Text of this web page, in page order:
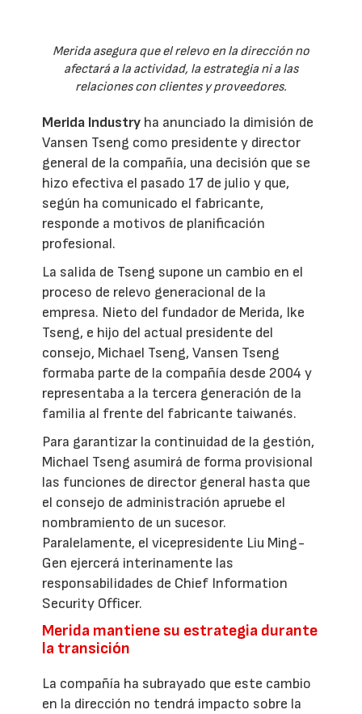
Merida asegura que el relevo en la dirección no
afectará a la actividad, la estrategia ni a las
relaciones con clientes y proveedores.
Merida Industry ha anunciado la dimisión de
Vansen Tseng como presidente y director
general de la compañía, una decisión que se
hizo efectiva el pasado 17 de julio y que,
según ha comunicado el fabricante,
responde a motivos de planificación
profesional.
La salida de Tseng supone un cambio en el
proceso de relevo generacional de la
empresa. Nieto del fundador de Merida, Ike
Tseng, e hijo del actual presidente del
consejo, Michael Tseng, Vansen Tseng
formaba parte de la compañía desde 2004 y
representaba a la tercera generación de la
familia al frente del fabricante taiwanés.
Para garantizar la continuidad de la gestión,
Michael Tseng asumirá de forma provisional
las funciones de director general hasta que
el consejo de administración apruebe el
nombramiento de un sucesor.
Paralelamente, el vicepresidente Liu Ming-
Gen ejercerá interinamente las
responsabilidades de Chief Information
Security Officer.
Merida mantiene su estrategia durante
la transición
La compañía ha subrayado que este cambio
en la dirección no tendrá impacto sobre la